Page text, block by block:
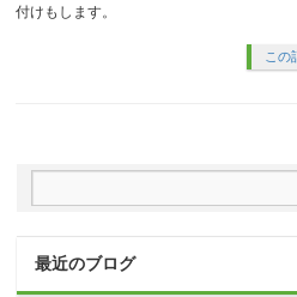
付けもします。
この
最近のブログ